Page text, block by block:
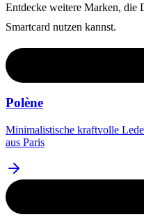
Entdecke weitere Marken,
Smartcard nutzen kannst.
Polène
Minimalistische kraftvolle
aus Paris